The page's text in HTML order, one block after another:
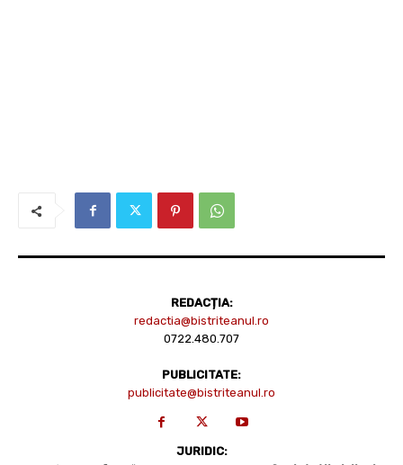
REDACȚIA:
redactia@bistriteanul.ro
0722.480.707
PUBLICITATE:
publicitate@bistriteanul.ro
JURIDIC: